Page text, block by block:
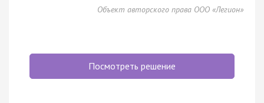
Объект авторского права ООО «Легион»
Посмотреть решение